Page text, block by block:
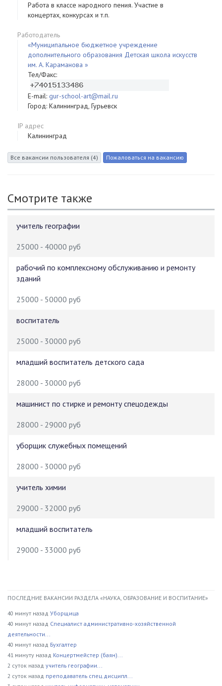
Работа в классе народного пения. Участие в
концертах, конкурсах и т.п.
Работодатель
«Муниципальное бюджетное учреждение
дополнительного образования Детская школа искусств
им. А. Караманова »
Тел/Факс:
E-mail: gur-school-art@mail.ru
Город: Калининград, Гурьевск
IP адрес
Калининград
Смотрите также
учитель географии
25000 - 40000 руб
рабочий по комплексному обслуживанию и ремонту
зданий
25000 - 50000 руб
воспитатель
25000 - 30000 руб
младший воспитатель детского сада
28000 - 30000 руб
машинист по стирке и ремонту спецодежды
28000 - 29000 руб
уборщик служебных помещений
28000 - 30000 руб
учитель химии
29000 - 32000 руб
младший воспитатель
29000 - 33000 руб
ПОСЛЕДНИЕ ВАКАНСИИ РАЗДЕЛА «НАУКА, ОБРАЗОВАНИЕ И ВОСПИТАНИЕ»
40 минут назад Уборщица
40 минут назад Специалист административно-хозяйственной
деятельности...
40 минут назад Бухгалтер
41 минуту назад Концертмейстер (баян)...
2 суток назад учитель географии...
2 суток назад преподаватель спец.дисципл...